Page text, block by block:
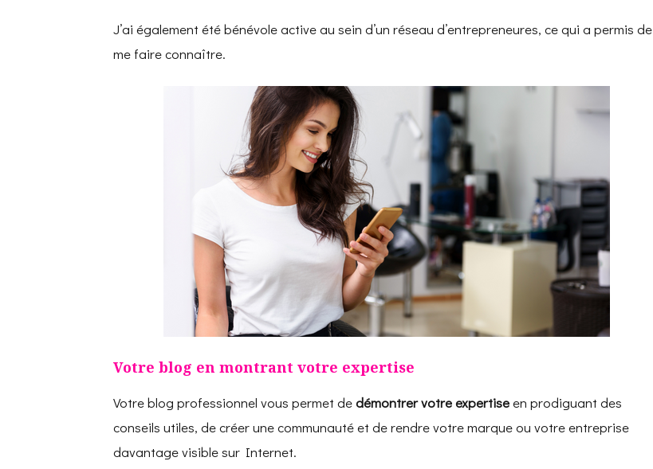
J’ai également été bénévole active au sein d’un réseau d’entrepreneures, ce qui a permis de
me faire connaître.
Votre blog en montrant votre expertise
Votre blog professionnel vous permet dedémontrer votre expertiseen prodiguant des
conseils utiles, de créer une communauté et de rendre votre marque ou votre entreprise
davantage visible sur Internet.